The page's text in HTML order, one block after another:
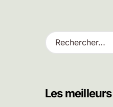
R
e
rLes